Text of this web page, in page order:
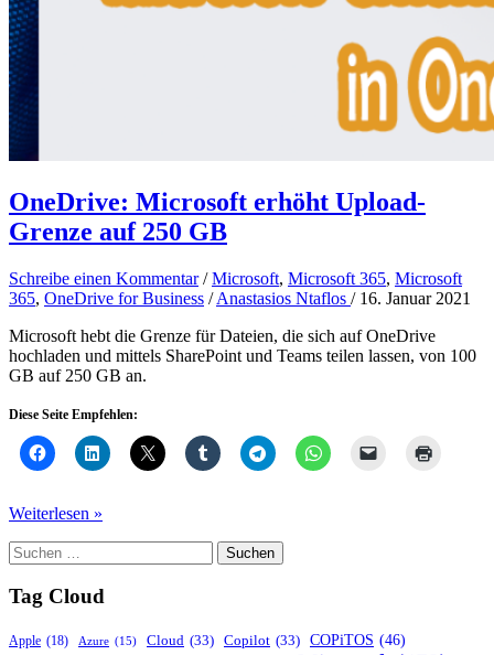
OneDrive: Microsoft erhöht Upload-
Grenze auf 250 GB
Schreibe einen Kommentar /Microsoft, Microsoft 365, Microsoft
365, OneDrive for Business /Anastasios Ntaflos / 16. Januar 2021
Microsoft hebt die Grenze für Dateien, die sich auf OneDrive
hochladen und mittels SharePoint und Teams teilen lassen, von 100
GB auf 250 GB an.
Diese Seite Empfehlen:
OneDrive:
erhöht
Grenze
250
GB
Weiterlesen »
Suchen
nach:
Tag Cloud
Apple (18) Azure (15) Cloud (33) Copilot (33) COPiTOS (46)